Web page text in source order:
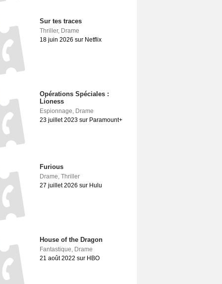
Sur tes traces
Thriller, Drame
18 juin 2026 sur Netflix
Opérations Spéciales :
Lioness
Espionnage, Drame
23 juillet 2023 sur Paramount+
Furious
Drame, Thriller
27 juillet 2026 sur Hulu
House of the Dragon
Fantastique, Drame
21 août 2022 sur HBO